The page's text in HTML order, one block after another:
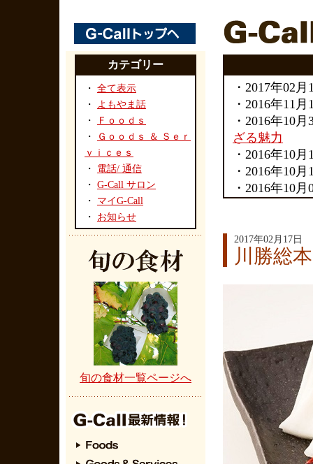
カテゴリー
・ 全て表示
・ よもやま話
・
Ｆｏｏｄｓ
・
Ｇｏｏｄｓ ＆ Ｓｅｒ
ｖｉｃｅｓ
・ 電話/ 通信
・ G-Call サロン
・ マイG-Call
・ お知らせ
旬の食材一覧ページへ
・2017年02
・2016年11
・2016年10
ざる魅力
・2016年10
・2016年10
・2016年10
ートを開催し
・2016年09
・2016年07
ルを開催しま
・2016年07
・2016年07
・2016年07
ンリサイタル
・2016年06
2017年02月17日
川勝総